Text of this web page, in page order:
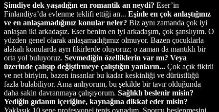
Şimdiye dek yaşadığın en romantik an neydi? Eser’in
Finlandiya’da evlenme teklifi ettiği an... Eşinle en çok anlaştığınız
ve en anlaşamadığınız konular neler? Biz aynı zamanda çok iyi
anlaşan iki arkadaşız. Eser benim en iyi arkadaşım, çok şanslıyım. O
yüzden genel olarak anlaşamadığımız olmuyor. Bazen çocuklarla
alakalı konularda ayrı fikirlerde oluyoruz; o zaman da mantıklı bir
orta yol buluyoruz. Sevmediğin özelliklerin var mı? Veya
üzerinde çalışıp değiştirmeye çalıştığın yanların... Çok açık fikirli
ve net biriyim, bazen insanlar bu kadar keskinliği ve dürüstlüğü
fazla bulabiliyor. Ama anlıyorum, bu şekilde bir tavır olduğunda
daha sakin davranmaya çalışıyorum. Sağlıklı beslenir misin?
Yediğin gıdanın içeriğine, kaynağına dikkat eder misin?
Yaklaşık 10 sene profesyonel tenis oynadım. Sporcu beslenmesini